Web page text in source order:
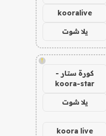
kooralive
يلا شوت
!
كورة ستار -
koora-star
يلا شوت
koora live